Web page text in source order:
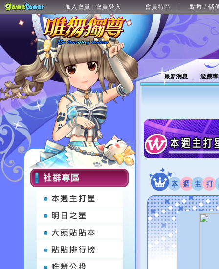
加入會員 | 會員登入 會員特區 點數 / 儲
最新消息 遊戲